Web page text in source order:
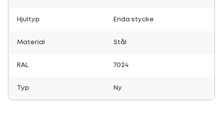
Hjultyp Enda stycke
Material Stål
RAL 7024
Typ Ny